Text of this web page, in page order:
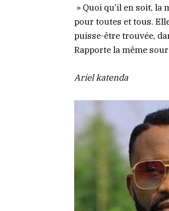
» Quoi qu’il en soit,
pour toutes et tous.
puisse-être trouvée,
Rapporte la même
Ariel katenda